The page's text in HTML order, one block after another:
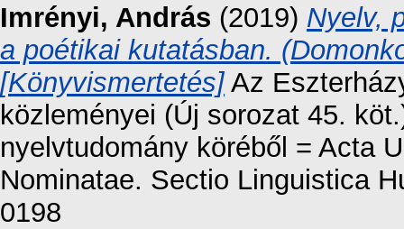
Imrényi, András (2019) Nyelv,
a poétikai kutatásban.
[Könyvismertetés]Az
közleményei (Új sorozat 45.
nyelvtudomány köréből = Acta
Nominatae. Sectio Linguistica
0198